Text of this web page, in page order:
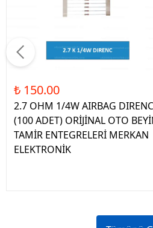
₺ 150.00
2.7 OHM 1/4W AIRBAG DIRENC
(100 ADET) ORİJİNAL OTO
TAMİR ENTEGRELERİ MERKAN
ELEKTRONİK